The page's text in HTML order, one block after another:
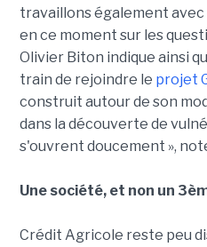
travaillons également
en ce moment sur les
Olivier Biton indique ainsi
train de rejoindre le projet
construit autour de son
dans la découverte de
s'ouvrent doucement »,
Une société, et non un
Crédit Agricole reste peu